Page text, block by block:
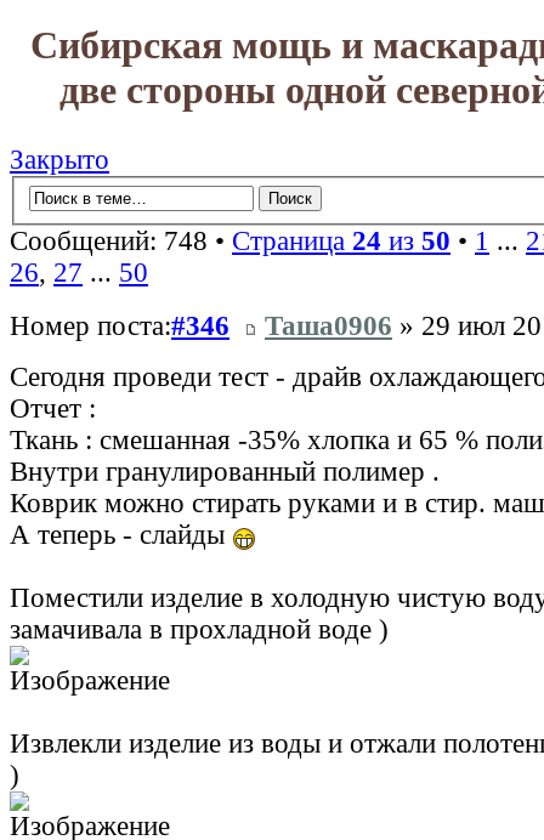
Сибирская мощь и
две стороны одной
Закрыто
Сообщений: 748 • Страница 24 из 50 • 1 ...
26, 27 ... 50
Номер поста:#346 Таша0906 » 29 июл
Сегодня проведи тест - драйв
Отчет :
Ткань : смешанная -35% хлопка и 65 %
Внутри гранулированный полимер .
Коврик можно стирать руками и в стир.
А теперь - слайды
Поместили изделие в холодную чистую
замачивала в прохладной воде )
Извлекли изделие из воды и отжали
)